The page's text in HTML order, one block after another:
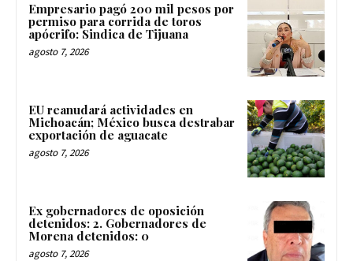
Empresario pagó 200 mil pesos por
permiso para corrida de toros
apócrifo: Sindica de Tijuana
agosto 7, 2026
EU reanudará actividades en
Michoacán; México busca destrabar
exportación de aguacate
agosto 7, 2026
Ex gobernadores de oposición
detenidos: 2. Gobernadores de
Morena detenidos: 0
agosto 7, 2026